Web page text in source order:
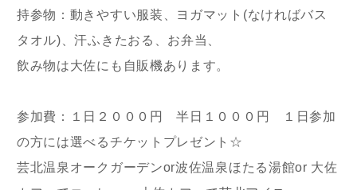
持参物：動きやすい服装、ヨガマット(なければバス
タオル)、汗ふきたおる、お弁当、
飲み物は大佐にも自販機あります。
参加費：１日２０００円 半日１０００円 １日参加
の方には選べるチケットプレゼント☆
芸北温泉オークガーデンor波佐温泉ほたる湯館or 大佐